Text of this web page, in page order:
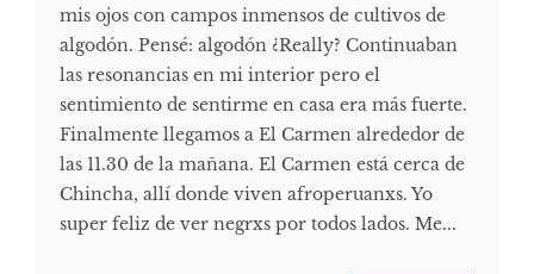
mis ojos con campos inmensos de cultivos de
algodón. Pensé: algodón ¿Really? Continuaban
las resonancias en mi interior pero el
sentimiento de sentirme en casa era más fuerte.
Finalmente llegamos a El Carmen alrededor de
las 11.30 de la mañana. El Carmen está cerca de
Chincha, allí donde viven afroperuanxs. Yo
super feliz de ver negrxs por todos lados. Me...